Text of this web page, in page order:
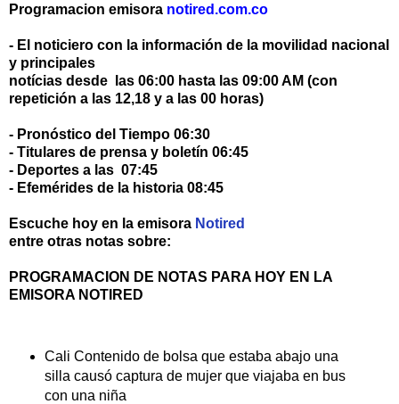
Programacion emisora notired.com.co
- El noticiero con la información de la movilidad nacional
y principales
notícias desde las 06:00 hasta las 09:00 AM (con
repetición a las 12,18 y a las 00 horas)
- Pronóstico del Tiempo 06:30
- Titulares de prensa y boletín 06:45
- Deportes a las 07:45
- Efemérides de la historia 08:45
Escuche hoy en la emisora Notired
entre otras notas sobre:
PROGRAMACION DE NOTAS PARA HOY EN LA
EMISORA NOTIRED
Cali Contenido de bolsa que estaba abajo una
silla causó captura de mujer que viajaba en bus
con una niña